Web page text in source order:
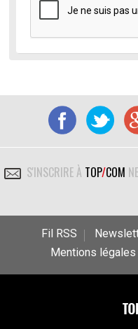
S'INSCRIRE À TOP/COM
Fil RSS
Mentions légales